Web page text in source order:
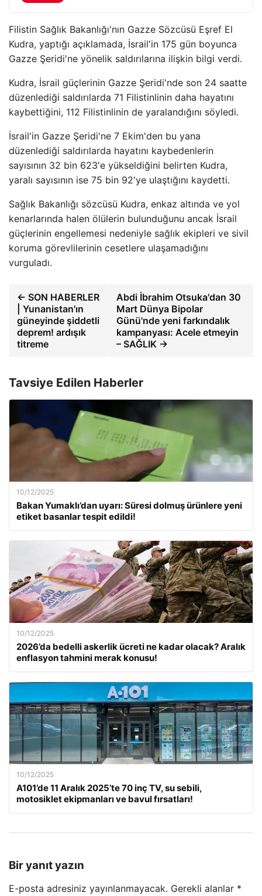
Filistin Sağlık Bakanlığı'nın Gazze Sözcüsü Eşref El
Kudra, yaptığı açıklamada, İsrail'in 175 gün boyunca
Gazze Şeridi'ne yönelik saldırılarına ilişkin bilgi verdi.
Kudra, İsrail güçlerinin Gazze Şeridi'nde son 24 saatte
düzenlediği saldırılarda 71 Filistinlinin daha hayatını
kaybettiğini, 112 Filistinlinin de yaralandığını söyledi.
İsrail'in Gazze Şeridi'ne 7 Ekim'den bu yana
düzenlediği saldırılarda hayatını kaybedenlerin
sayısının 32 bin 623'e yükseldiğini belirten Kudra,
yaralı sayısının ise 75 bin 92'ye ulaştığını kaydetti.
Sağlık Bakanlığı sözcüsü Kudra, enkaz altında ve yol
kenarlarında halen ölülerin bulunduğunu ancak İsrail
güçlerinin engellemesi nedeniyle sağlık ekipleri ve sivil
koruma görevlilerinin cesetlere ulaşamadığını
vurguladı.
← SON HABERLER
| Yunanistan'ın
güneyinde şiddetli
deprem! ardışık
titreme
Abdi İbrahim Otsuka'dan 30
Mart Dünya Bipolar
Günü'nde yeni farkındalık
kampanyası: Acele etmeyin
– SAĞLIK →
Tavsiye Edilen Haberler
10/12/2025
Bakan Yumaklı’dan uyarı: Süresi dolmuş ürünlere yeni
etiket basanlar tespit edildi!
10/12/2025
2026’da bedelli askerlik ücreti ne kadar olacak? Aralık
enflasyon tahmini merak konusu!
10/12/2025
A101’de 11 Aralık 2025’te 70 inç TV, su sebili,
motosiklet ekipmanları ve bavul fırsatları!
Bir yanıt yazın
E-posta adresiniz yayınlanmayacak. Gerekli alanlar *